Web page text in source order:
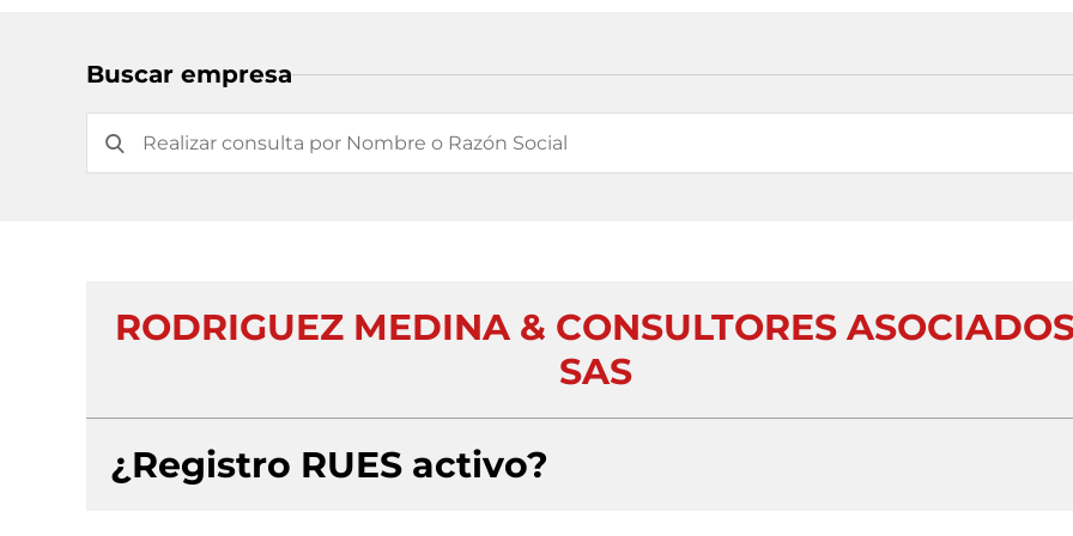
Buscar empresa
RODRIGUEZ MEDINA & CONSULTORES
SAS
¿Registro RUES activo?